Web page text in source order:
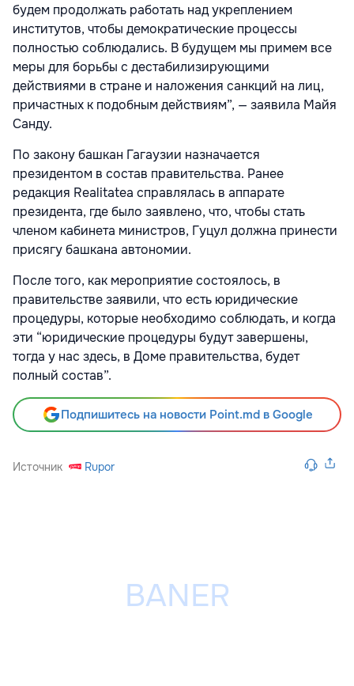
будем продолжать работать над укреплением
институтов, чтобы демократические процессы
полностью соблюдались. В будущем мы примем все
меры для борьбы с дестабилизирующими
действиями в стране и наложения санкций на лиц,
причастных к подобным действиям”, — заявила Майя
Санду.
По закону башкан Гагаузии назначается
президентом в состав правительства. Ранее
редакция Realitatea справлялась в аппарате
президента, где было заявлено, что, чтобы стать
членом кабинета министров, Гуцул должна принести
присягу башкана автономии.
После того, как мероприятие состоялось, в
правительстве заявили, что есть юридические
процедуры, которые необходимо соблюдать, и когда
эти “юридические процедуры будут завершены,
тогда у нас здесь, в Доме правительства, будет
полный состав”.
Подпишитесь на новости Point.md в Google
Источник Rupor